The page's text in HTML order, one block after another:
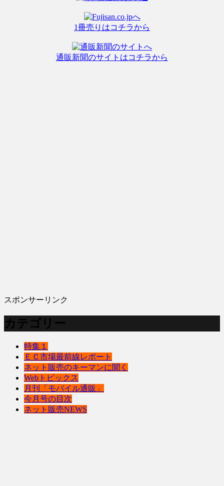
1冊売りはコチラから
通販新聞のサイトはコチラから
スポンサーリンク
カテゴリー
特集１
ＥＣ市場最前線レポート
ネット販売のキーマンに聞く
Webトピックス
月刊「モバイル通販」
今月号の目次
ネット販売NEWS